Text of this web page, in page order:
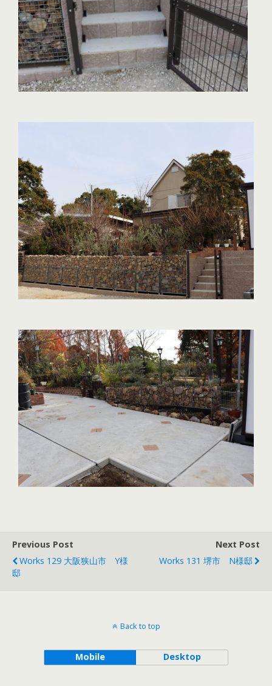
Previous Post
Works 129 大阪狭山市 Y様
邸
Next Post
Works 131 堺市 N様邸
Back to top
Mobile Desktop